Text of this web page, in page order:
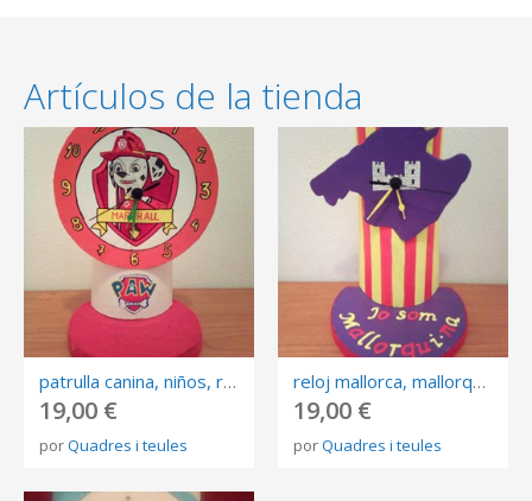
Artículos de la tienda
patrulla canina, niños, regalos
19,00 €
porQuadres i teules
reloj mallorca, mallorquin mallorquina
19,00 €
porQuadres i teules